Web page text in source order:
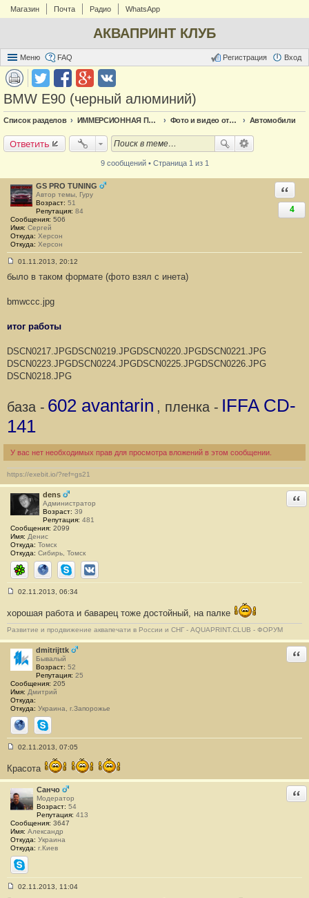
Магазин Почта Радио WhatsApp
АКВАПРИНТ КЛУБ
Меню FAQ Вход
Регистрация
BMW E90 (черный алюминий)
Список разделов ИММЕРСИОННАЯ ПЕЧАТЬ Фото и видео отчёт по аквапечати Автомобили
Ответить
9 сообщений • Страница 1 из 1
GS PRO TUNING
Автор темы, Гуру
Возраст: 51
Репутация: 84
Сообщения: 506
Имя: Сергей
Откуда: Херсон
Откуда: Херсон
4
о
щ
и
1
01.11.2013, 20:12
было в таком формате (фото взял с инета)
bmwccc.jpg
итог работы
DSCN0217.JPGDSCN0219.JPGDSCN0220.JPGDSCN0221.JPG
DSCN0223.JPGDSCN0224.JPGDSCN0225.JPGDSCN0226.JPG
DSCN0218.JPG
база - 602 avantarin , пленка - IFFA CD-
141
У вас нет необходимых прав для просмотра вложений в этом сообщении.
https://exebit.io/?ref=gs21
dens
Администратор
Возраст: 39
Репутация: 481
Сообщения: 2099
Имя: Денис
Откуда: Томск
Откуда: Сибирь, Томск
ICQ СайтSkypeВКонтакте
о
б
щ
е
н
и
е
#
2
02.11.2013, 06:34
хорошая работа и баварец тоже достойный, на палке
Развитие и продвижение аквапечати в России и СНГ - AQUAPRINT.CLUB - ФОРУМ
dmitrijttk
Бывалый
Возраст: 52
Репутация: 25
Сообщения: 205
Имя: Дмитрий
Откуда:
Откуда: Украина, г.Запорожье
СайтSkype
о
б
е
н
и
#
3
02.11.2013, 07:05
Красота
Санчо
Модератор
Возраст: 54
Репутация: 413
Сообщения: 3647
Имя: Александр
Откуда: Украина
Откуда: г.Киев
Skype
02.11.2013, 11:04